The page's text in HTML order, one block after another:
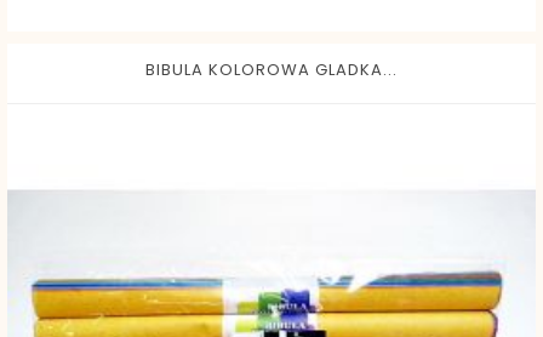
BIBULA KOLOROWA GLADKA...